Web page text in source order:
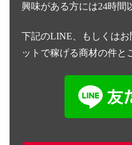
興味がある方には24時間
下記のLINE、もしくは
ットで稼げる商材の件と